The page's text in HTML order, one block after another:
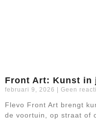
Front Art: Kunst in
februari 9, 2026 Geen
Flevo Front Art brengt
de voortuin, op straat of